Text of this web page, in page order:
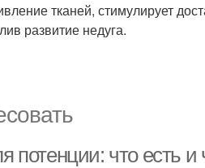
тканей, стимулирует
развитие недуга.
потенции: что есть и